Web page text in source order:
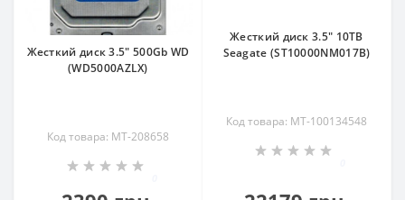
Жесткий диск 3.5" 500Gb WD
(WD5000AZLX)
Код товара: MT-208658
Жесткий диск 3.5" 10TB
Seagate (ST10000NM017B)
Код товара: MT-100134548